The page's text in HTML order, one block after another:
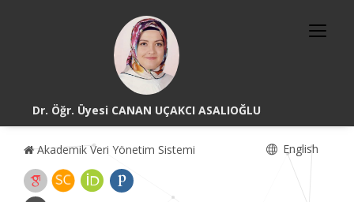
Dr. Öğr. Üyesi CANAN UÇAKCI ASALIOĞLU
Akademik Veri Yönetim Sistemi English